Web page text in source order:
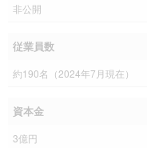
非公開
従業員数
約190名（2024年7月現在）
資本金
3億円